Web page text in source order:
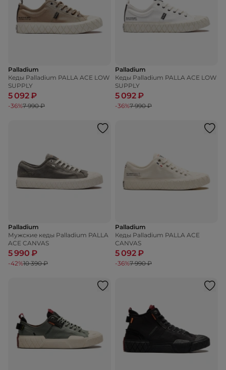
Palladium
Кеды Palladium PALLA ACE LOW
SUPPLY
5 092 ₽
-36%7 990 ₽
Palladium
Кеды Palladium PALLA ACE LOW
SUPPLY
5 092 ₽
-36%7 990 ₽
Palladium
Мужские кеды Palladium PALLA
ACE CANVAS
5 990 ₽
-42%10 390 ₽
Palladium
Кеды Palladium PALLA ACE
CANVAS
5 092 ₽
-36%7 990 ₽